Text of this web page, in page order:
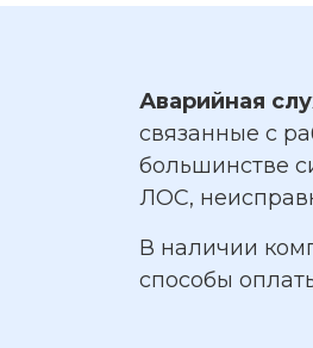
Аварийная
связанные с
большинстве
ЛОС,
В наличии
способы